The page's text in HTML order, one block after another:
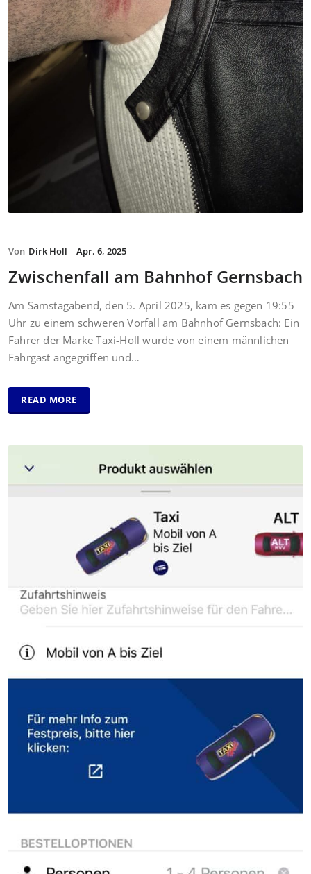
Von Dirk Holl Apr. 6, 2025
Zwischenfall am Bahnhof Gernsbach
Am Samstagabend, den 5. April 2025, kam es gegen 19:55
Uhr zu einem schweren Vorfall am Bahnhof Gernsbach: Ein
Fahrer der Marke Taxi-Holl wurde von einem männlichen
Fahrgast angegriffen und…
READ MORE